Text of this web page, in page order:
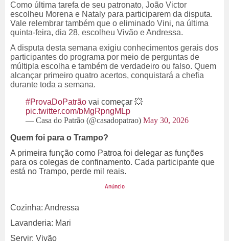
Como última tarefa de seu patronato, João Victor
escolheu Morena e Nataly para participarem da disputa.
Vale relembrar também que o eliminado Vini, na última
quinta-feira, dia 28, escolheu Vivão e Andressa.
A disputa desta semana exigiu conhecimentos gerais dos
participantes do programa por meio de perguntas de
múltipla escolha e também de verdadeiro ou falso. Quem
alcançar primeiro quatro acertos, conquistará a chefia
durante toda a semana.
#ProvaDoPatrão vai começar 💥
pic.twitter.com/bMgRpngMLp
— Casa do Patrão (@casadopatrao) May 30, 2026
Quem foi para o Trampo?
A primeira função como Patroa foi delegar as funções
para os colegas de confinamento. Cada participante que
está no Trampo, perde mil reais.
Cozinha: Andressa
Lavanderia: Mari
Servir: Vivão